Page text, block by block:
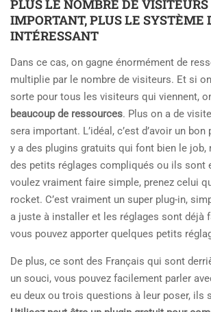
PLUS LE NOMBRE DE VISITEURS
IMPORTANT, PLUS LE SYSTÈME
INTÉRESSANT
Dans ce cas, on gagne énormément de
multiplie par le nombre de visiteurs. Et si
sorte pour tous les visiteurs qui viennent,
beaucoup de ressources. Plus on a de
sera important. L’idéal, c’est d’avoir un bon
y a des plugins gratuits qui font bien le job,
des petits réglages compliqués ou ils sont
voulez vraiment faire simple, prenez celui
rocket. C’est vraiment un super plug-in,
a juste à installer et les réglages sont déjà
vous pouvez apporter quelques petits
De plus, ce sont des Français qui sont
un souci, vous pouvez facilement parler
eu deux ou trois questions à leur poser, ils